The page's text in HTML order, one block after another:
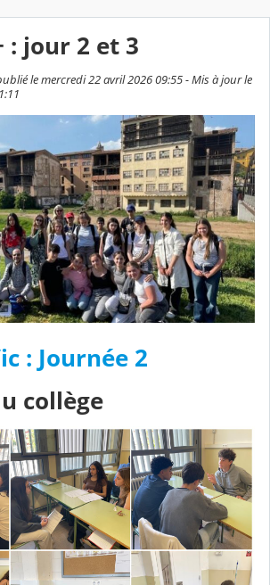
: jour 2 et 3
publié le mercredi 22 avril 2026 09:55 - Mis à jour le
: Journée 2
collège